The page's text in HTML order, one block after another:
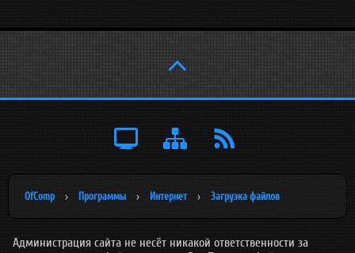

OfComp › Программы › Интернет › Загрузка файлов
Администрация сайта не несёт никакой ответственности за